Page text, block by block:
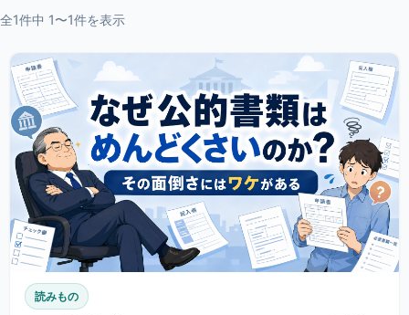
全1件中 1〜1件を表示
読みもの